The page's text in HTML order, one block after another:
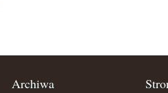
Archiwa